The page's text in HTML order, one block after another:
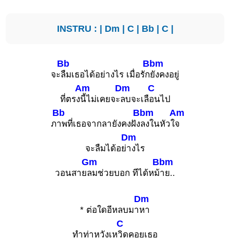
INSTRU : | Dm | C| Bb| C|
จะ
Bb
ลืมเธอได้อย่างไร เมื่อรัก
Bbm
ยังคงอยู่
ที่ตรง
Am
นี้ไม่เคยจะ
Dm
ลบจะเลื
C
อนไป
ภ
Bb
าพที่เธอจากลายังคงฝัง
Bbm
ลงในหัวใ
Am
จ
จะลืมได้อย่
Dm
างไร
วอนสาย
Gm
ลมช่วยบอก ทีได้หม้
Bbm
าย..
* ต่อใดอีหลบมา
Dm
หา
ทำท่าหวังเห
C
วิดคอยเธอ